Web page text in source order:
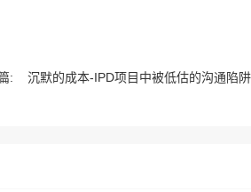
: 沉默的成本-IPD项目中被低估的沟通陷阱